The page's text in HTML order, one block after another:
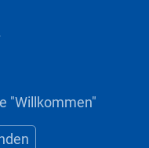
"Willkommen"